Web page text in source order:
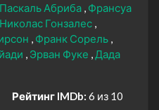
Абриба Франсуа
Николас Гонзалес
Франк Сорель
Эрван Фуке
Дада
Рейтинг IMDb: 6 из 10